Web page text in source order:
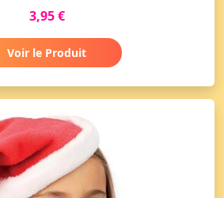
3,95 €
Voir le Produit